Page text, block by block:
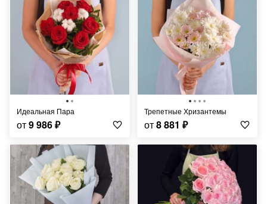
Идеальная Пара
от9 986₽
Трепетные Хризантемы
от8 881 ₽